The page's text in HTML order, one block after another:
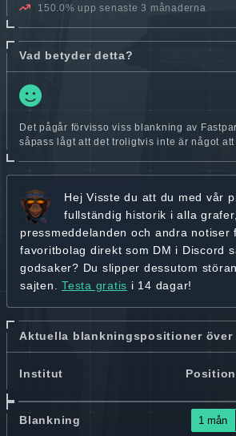
150.0% upp senaste 3 månaderna
Vad betyder detta?
Det pågår förvisso viss blankning av
såpass lågt att det troligtvis inte är något
Hej Visste du att du med vår
fullständig historik i alla grafer,
pressmeddelanden och andra notiser
favoritbolag direkt som DM i Discord
godsaker? Du slipper dessutom
sajten. Testa gratis i 14 dagar!
Aktuella blankningspositioner över
Institut Position
Blankning 1 mån